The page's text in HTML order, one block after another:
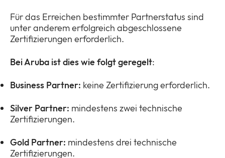
Für das Erreichen bestimmter Partnerstatus sind
unter anderem erfolgreich abgeschlossene
Zertifizierungen erforderlich.
Bei Aruba ist dies wie folgt geregelt:
Business Partner: keine Zertifizierung erforderlich.
Silver Partner: mindestens zwei technische
Zertifizierungen.
Gold Partner: mindestens drei technische
Zertifizierungen.